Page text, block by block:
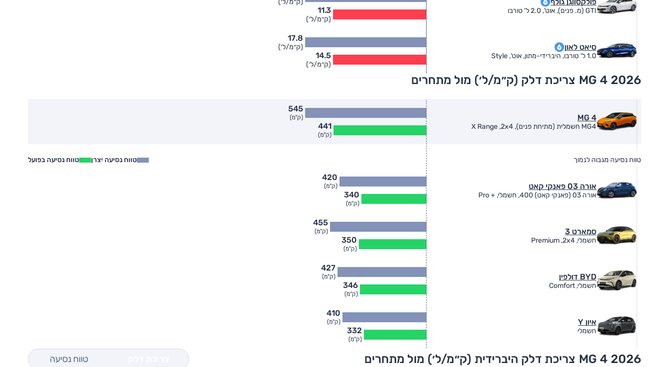
GTI (מ. פנים), אוט', 2.0 ל' טורבו
(ק״מ/ל׳)
11.3
(ק״מ/ל׳)
סיאט לאון
1.0 ל' טורבו, היברידי-מתון, אוט', Style
17.8
(ק״מ/ל׳)
14.5
(ק״מ/ל׳)
MG 4 2026 צריכת דלק (ק״מ/ל׳) מול מתחרים
MG 4
MG4 חשמלית (מתיחת פנים), X Range ,2x4
545
(ק"מ)
441
(ק"מ)
טווח נסיעה מגבוה לנמוך טווח נסיעה יצרן טווח נסיעה בפועל
אורה 03 פאנקי קאט
אורה 03 (פאנקי קאט) 400, חשמלי, + Pro
420
(ק"מ)
340
(ק"מ)
סמארט 3
חשמלי, Premium ,2x4
455
(ק"מ)
350
(ק"מ)
BYD דולפין
חשמלי, Comfort
427
(ק"מ)
346
(ק"מ)
איון Y
חשמלי
410
(ק"מ)
332
(ק"מ)
MG 4 2026 צריכת דלק היברידית (ק״מ/ל׳) מול מתחרים טווח נסיעה